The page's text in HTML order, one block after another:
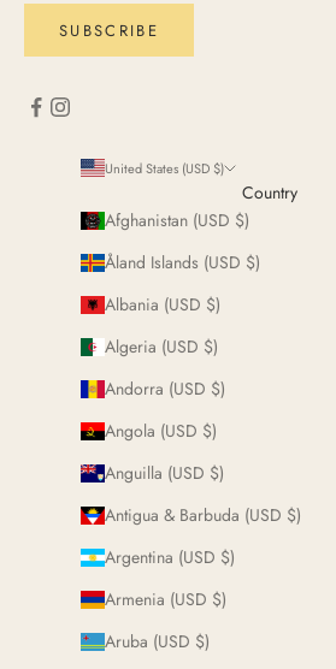
SUBSCRIBE
United States (USD $)
Country
Afghanistan (USD $)
Åland Islands (USD $)
Albania (USD $)
Algeria (USD $)
Andorra (USD $)
Angola (USD $)
Anguilla (USD $)
Antigua & Barbuda (USD $)
Argentina (USD $)
Armenia (USD $)
Aruba (USD $)